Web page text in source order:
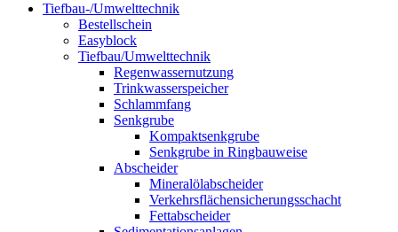
Tiefbau-/Umwelttechnik
Bestellschein
Easyblock
Tiefbau/Umwelttechnik
Regenwassernutzung
Trinkwasserspeicher
Schlammfang
Senkgrube
Kompaktsenkgrube
Senkgrube in Ringbauweise
Abscheider
Mineralölabscheider
Verkehrsflächensicherungsschacht
Fettabscheider